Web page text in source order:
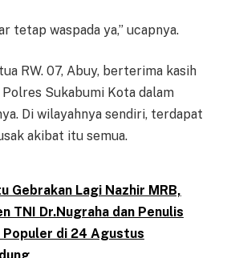
tetap waspada ya,” ucapnya.
RW. 07, Abuy, berterima kasih
Sukabumi Kota dalam
Di wilayahnya sendiri, terdapat
akibat itu semua.
Gebrakan Lagi Nazhir MRB,
TNI Dr.Nugraha dan Penulis
Populer di 24 Agustus